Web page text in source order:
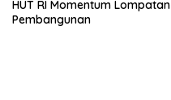
HUT RI Momentum Lompatan
Pembangunan